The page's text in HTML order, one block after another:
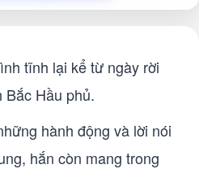
tĩnh lại kể từ ngày rời
Bắc Hầu phủ.
hành động và lời nói
hắn còn mang trong